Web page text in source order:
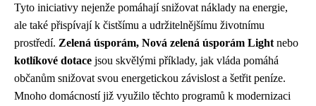
Tyto iniciativy nejenže pomáhají snižovat náklady na energie,
ale také přispívají k čistšímu a udržitelnějšímu životnímu
prostředí. Zelená úsporám, Nová zelená úsporám Light nebo
kotlíkové dotace jsou skvělými příklady, jak vláda pomáhá
občanům snižovat svou energetickou závislost a šetřit peníze.
Mnoho domácností již využilo těchto programů k modernizaci